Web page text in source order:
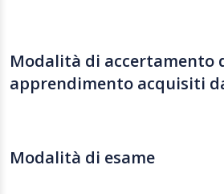
Modalità di accertamento
apprendimento acquisiti
Modalità di esame